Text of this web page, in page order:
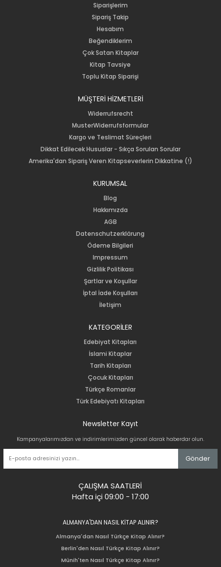
Siparişlerim
Sipariş Takip
Hesabım
Beğendiklerim
Çok Satan Kitaplar
Kitap Tavsiye
Toplu Kitap Siparişi
MÜŞTERİ HİZMETLERİ
Widerrufsrecht
MusterWiderrufsformular
Kargo ve Teslimat Süreçleri
Dikkat Edilecek Hususlar - Sıkça Sorulan Sorular
Amerika'dan Sipariş Veren Kitapseverlerin Dikkatine (!)
KURUMSAL
Blog
Hakkımızda
AGB
Datenschutzerklärung
Ödeme Bilgileri
Impressum
Gizlilik Politikası
Şartlar ve Koşullar
İptal İade Koşulları
İletişim
KATEGORİLER
Edebiyat Kitapları
İslami Kitaplar
Tarih Kitapları
Çocuk Kitapları
Türkçe Romanlar
Türk Edebiyatı Kitapları
Newsletter Kayıt
Kampanyalarımızdan ve indirimlerimizden güncel olarak haberdar olun.
Gönder
ÇALIŞMA SAATLERİ
Hafta içi 09:00 - 17:00
ALMANYA'DAN NASIL KİTAP ALINIR?
Almanya'dan Nasıl Türkçe Kitap Alınır?
Berlin'den Nasıl Türkçe Kitap Alınır?
Münih'ten Nasıl Türkçe Kitap Alınır?